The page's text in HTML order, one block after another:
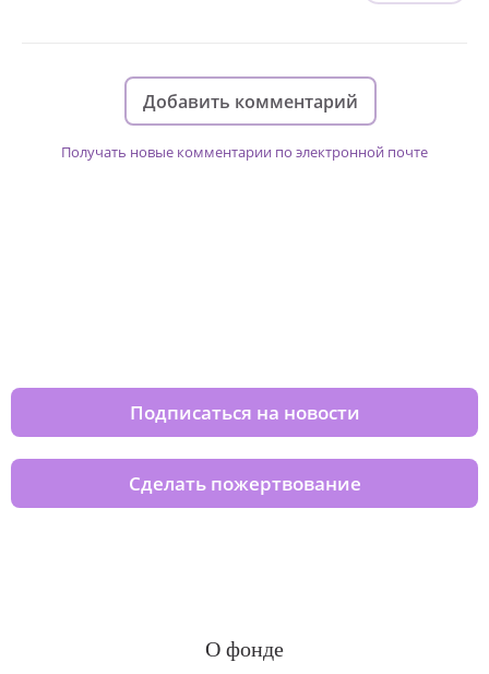
Добавить комментарий
Получать новые комментарии по электронной почте
Подписаться на новости
Сделать пожертвование
О фонде